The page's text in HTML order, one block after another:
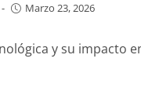
- Marzo 23, 2026
y su impacto